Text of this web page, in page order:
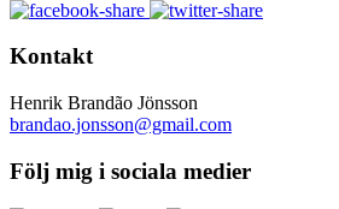
Kontakt
Henrik Brandão Jönsson
brandao.jonsson@gmail.com
Följ mig i sociala medier